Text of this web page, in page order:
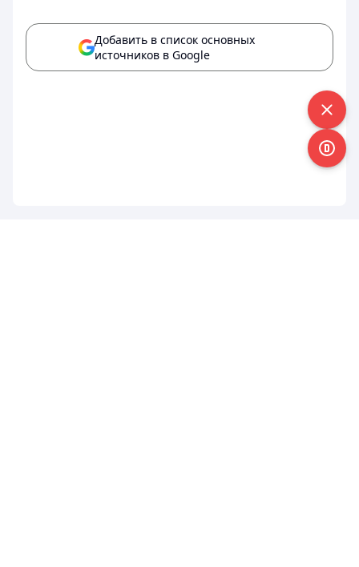
Добавить в список основных
источников в Google